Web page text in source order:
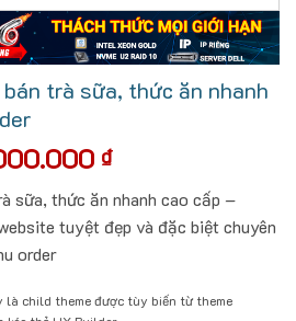
bán trà sữa, thức ăn nhanh
₫.
₫Giá
tại
là:
sữa, thức ăn nhanh cao cấp –
tuyệt đẹp và đặc biệt chuyên
order
là child theme được tùy biến từ theme